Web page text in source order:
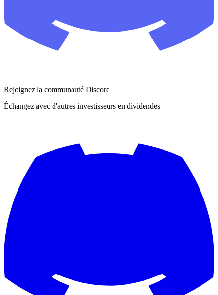
Rejoignez la communauté Discord
Échangez avec d'autres investisseurs en dividendes